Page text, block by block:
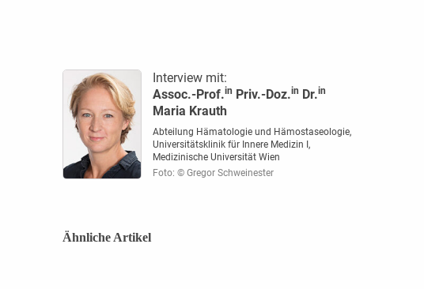
Interview mit:
Assoc.-Prof.in Priv.-Doz.in Dr.in
Maria Krauth
Abteilung Hämatologie und Hämostaseologie,
Universitätsklinik für Innere Medizin I,
Medizinische Universität Wien
Foto: © Gregor Schweinester
Ähnliche Artikel